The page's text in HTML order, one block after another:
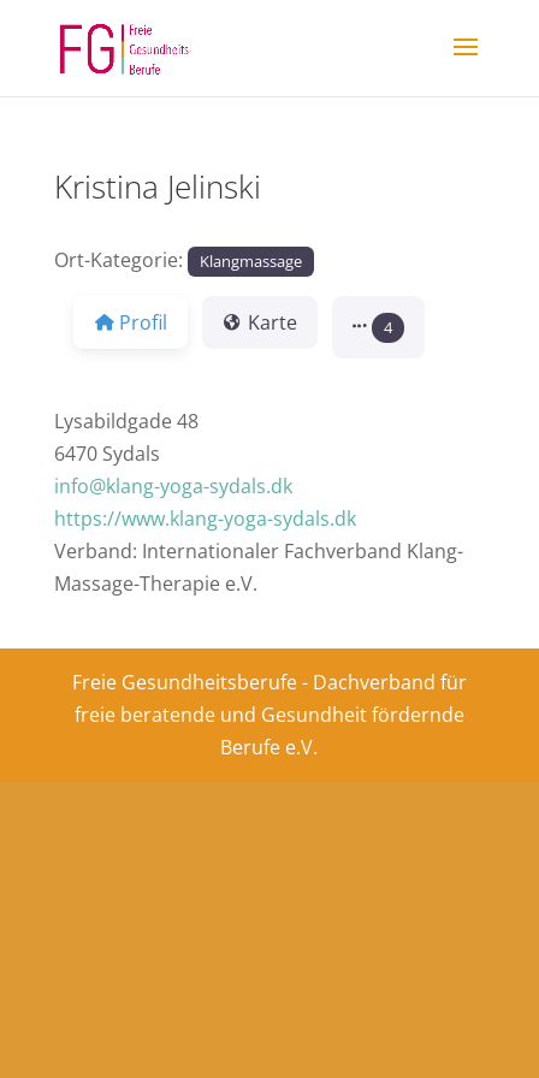
Kristina Jelinski
Ort-Kategorie: Klangmassage
Profil Karte 4
Lysabildgade 48
6470 Sydals
info@klang-yoga-sydals.dk
https://www.klang-yoga-sydals.dk
Verband: Internationaler Fachverband Klang-
Massage-Therapie e.V.
Freie Gesundheitsberufe - Dachverband für
freie beratende und Gesundheit fördernde
Berufe e.V.